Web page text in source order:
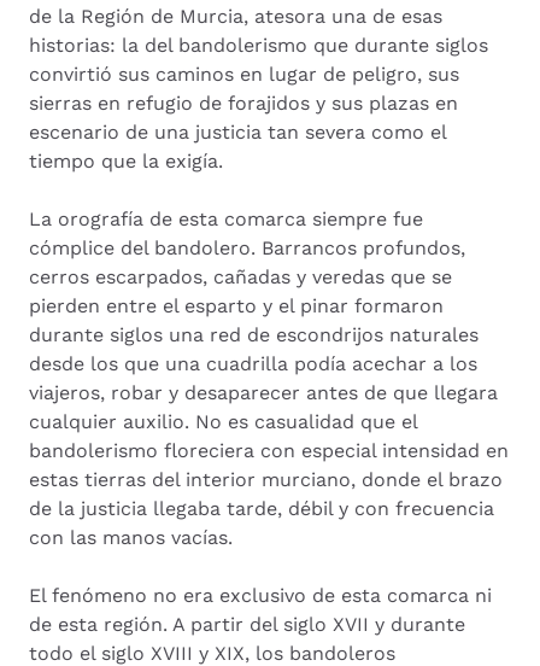
de la Región de Murcia, atesora una de esas
historias: la del bandolerismo que durante siglos
convirtió sus caminos en lugar de peligro, sus
sierras en refugio de forajidos y sus plazas en
escenario de una justicia tan severa como el
tiempo que la exigía.
La orografía de esta comarca siempre fue
cómplice del bandolero. Barrancos profundos,
cerros escarpados, cañadas y veredas que se
pierden entre el esparto y el pinar formaron
durante siglos una red de escondrijos naturales
desde los que una cuadrilla podía acechar a los
viajeros, robar y desaparecer antes de que llegara
cualquier auxilio. No es casualidad que el
bandolerismo floreciera con especial intensidad en
estas tierras del interior murciano, donde el brazo
de la justicia llegaba tarde, débil y con frecuencia
con las manos vacías.
El fenómeno no era exclusivo de esta comarca ni
de esta región. A partir del siglo XVII y durante
todo el siglo XVIII y XIX, los bandoleros